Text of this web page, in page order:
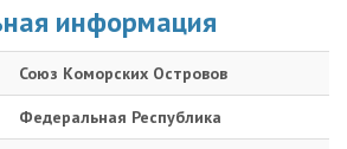
информация
Союз Коморских Островов
Федеральная Республика